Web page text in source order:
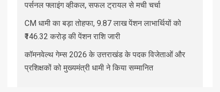
पर्सनल फ्लाइंग व्हीकल, सफल ट्रायल से मची चर्चा
CM धामी का बड़ा तोहफा, 9.87 लाख पेंशन लाभार्थियों को
₹146.32 करोड़ की पेंशन राशि जारी
कॉमनवेल्थ गेम्स 2026 के उत्तराखंड के पदक विजेताओं और
प्रशिक्षकों को मुख्यमंत्री धामी ने किया सम्मानित